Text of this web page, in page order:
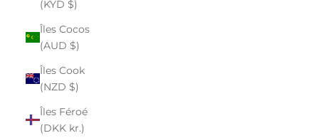
(KYD $)
Îles Cocos
(AUD $)
Îles Cook
(NZD $)
Îles Féroé
(DKK kr.)